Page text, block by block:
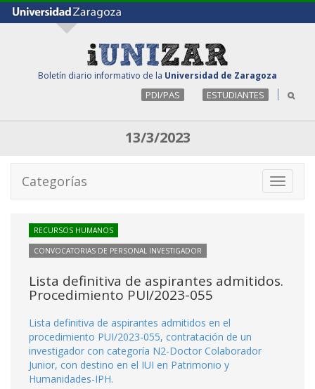
Boletín diario informativo de la Universidad de Zaragoza
PDI/PAS ESTUDIANTES
13/3/2023
Toggle
Categorías
RECURSOS HUMANOS
CONVOCATORIAS DE PERSONAL INVESTIGADOR
Lista definitiva de aspirantes admitidos.
Procedimiento PUI/2023-055
Lista definitiva de aspirantes admitidos en el
procedimiento PUI/2023-055, contratación de un
investigador con categoría N2-Doctor Colaborador
Junior, con destino en el IUI en Patrimonio y
Humanidades-IPH.